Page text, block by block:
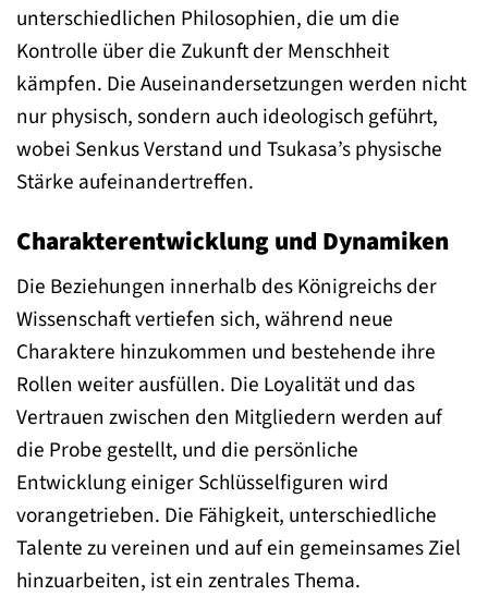
unterschiedlichen Philosophien, die um die
Kontrolle über die Zukunft der Menschheit
kämpfen. Die Auseinandersetzungen werden nicht
nur physisch, sondern auch ideologisch geführt,
wobei Senkus Verstand und Tsukasa’s physische
Stärke aufeinandertreffen.
Charakterentwicklung und Dynamiken
Die Beziehungen innerhalb des Königreichs der
Wissenschaft vertiefen sich, während neue
Charaktere hinzukommen und bestehende ihre
Rollen weiter ausfüllen. Die Loyalität und das
Vertrauen zwischen den Mitgliedern werden auf
die Probe gestellt, und die persönliche
Entwicklung einiger Schlüsselfiguren wird
vorangetrieben. Die Fähigkeit, unterschiedliche
Talente zu vereinen und auf ein gemeinsames Ziel
hinzuarbeiten, ist ein zentrales Thema.